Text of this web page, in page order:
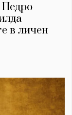
в личен